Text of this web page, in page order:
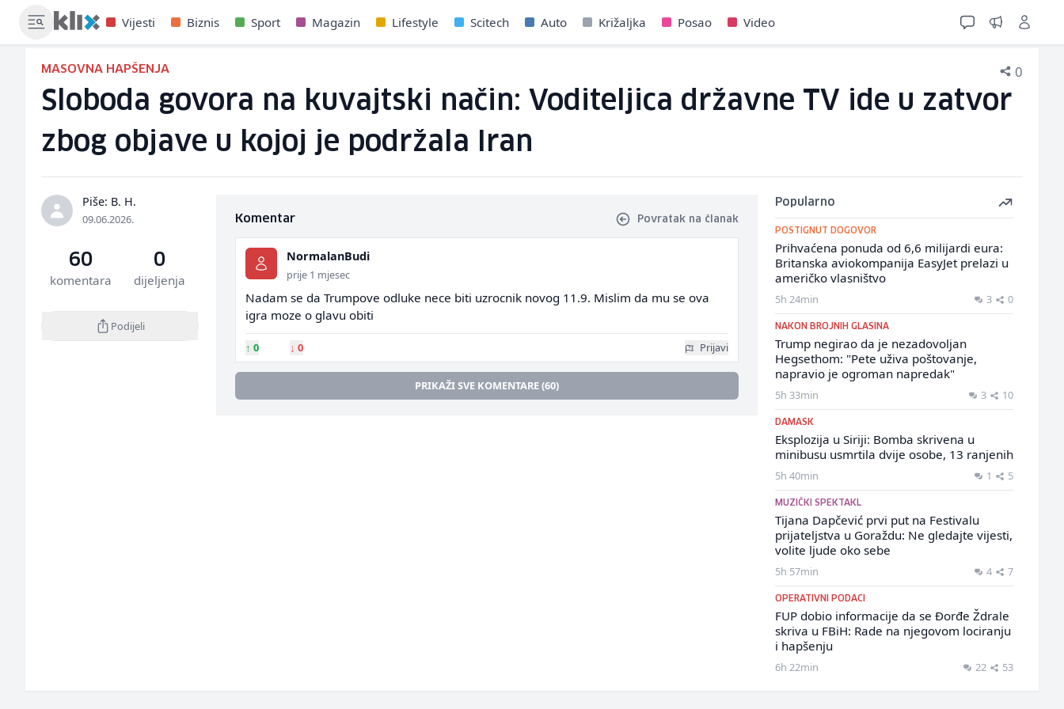
Vijesti Biznis Sport Magazin Lifestyle Scitech Auto Križaljka Posao Video
MASOVNA HAPŠENJA 0
Sloboda govora na kuvajtski način: Voditeljica državne TV ide u zatvor
zbog objave u kojoj je podržala Iran
Piše: B. H.
09.06.2026.
60
komentara
0
dijeljenja
Podijeli
Komentar Povratak na članak
NormalanBudi
prije 1 mjesec
Nadam se da Trumpove odluke nece biti uzrocnik novog 11.9. Mislim da mu se ova
igra moze o glavu obiti
↑ 0 ↓ 0 Prijavi
PRIKAŽI SVE KOMENTARE (60)
Popularno
POSTIGNUT DOGOVOR
Prihvaćena ponuda od 6,6 milijardi eura:
Britanska aviokompanija EasyJet prelazi u
američko vlasništvo
5h 24min 3 0
NAKON BROJNIH GLASINA
Trump negirao da je nezadovoljan
Hegsethom: "Pete uživa poštovanje,
napravio je ogroman napredak"
5h 33min 3 10
DAMASK
Eksplozija u Siriji: Bomba skrivena u
minibusu usmrtila dvije osobe, 13 ranjenih
5h 40min 1 5
MUZIČKI SPEKTAKL
Tijana Dapčević prvi put na Festivalu
prijateljstva u Goraždu: Ne gledajte vijesti,
volite ljude oko sebe
5h 57min 4 7
OPERATIVNI PODACI
FUP dobio informacije da se Đorđe Ždrale
skriva u FBiH: Rade na njegovom lociranju
i hapšenju
6h 22min 22 53